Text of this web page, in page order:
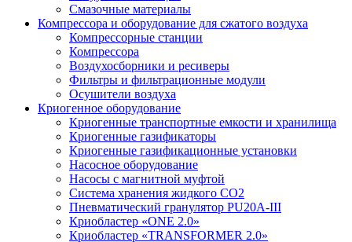
Смазочные материалы
Компрессора и оборудование для сжатого воздуха
Компрессорные станции
Компрессора
Воздухосборники и ресиверы
Фильтры и фильтрационные модули
Осушители воздуха
Криогенное оборудование
Криогенные транспортные емкости и хранилища
Криогенные газификаторы
Криогенные газификационные установки
Насосное оборудование
Насосы с магнитной муфтой
Система хранения жидкого CO2
Пневматический гранулятор PU20A-III
Криобластер «ONE 2.0»
Криобластер «TRANSFORMER 2.0»